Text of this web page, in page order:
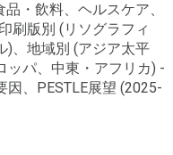
・飲料、ヘルスケア、
刷版別 (リソグラフィ
)、地域別 (アジア太平
ッパ、中東・アフリカ) -
、PESTLE展望 (2025-